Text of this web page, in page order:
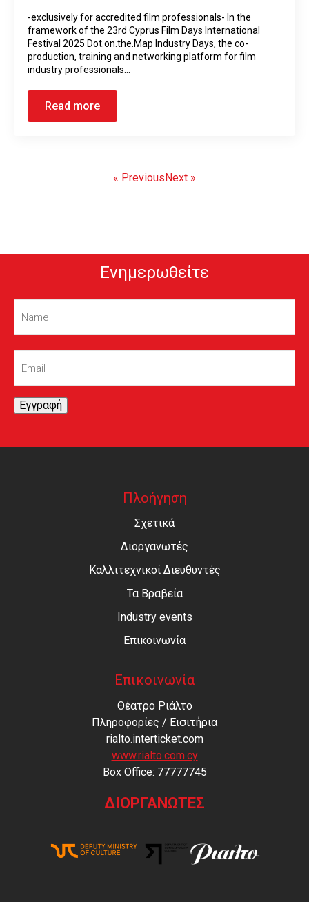
-exclusively for accredited film professionals- In the
framework of the 23rd Cyprus Film Days International
Festival 2025 Dot.on.the.Map Ιndustry Days, the co-
production, training and networking platform for film
industry professionals…
Read more
« PreviousNext »
Ενημερωθείτε
Name(Required)
Email(Required)
Εγγραφή
Πλοήγηση
Σχετικά
Διοργανωτές
Καλλιτεχνικοί Διευθυντές
Τα Βραβεία
Industry events
Επικοινωνία
Επικοινωνία
Θέατρο Ριάλτο
Πληροφορίες / Εισιτήρια
rialto.interticket.com
www.rialto.com.cy
Βοx Office: 77777745
ΔΙΟΡΓΑΝΩΤΕΣ